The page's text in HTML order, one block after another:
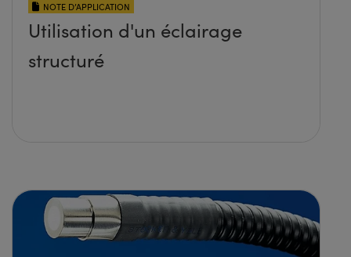
NOTE D’APPLICATION
Utilisation d'un éclairage
structuré